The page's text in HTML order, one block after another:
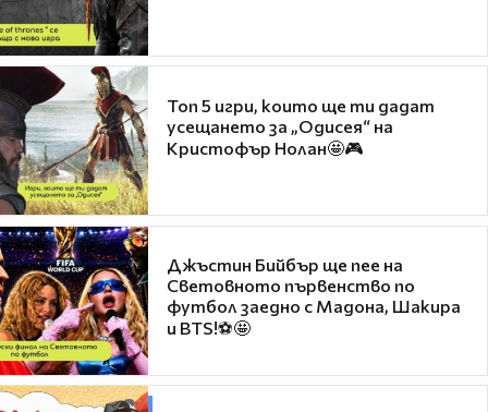
Топ 5 игри, които ще ти дадат
усещането за „Одисея“ на
Кристофър Нолан🤩🎮
Джъстин Бийбър ще пее на
Световното първенство по
футбол заедно с Мадона, Шакира
и BTS!⚽🤩